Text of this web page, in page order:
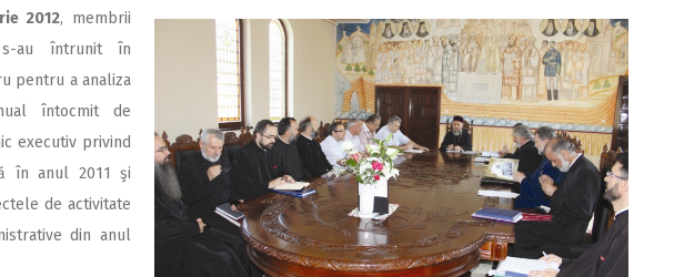
2012, membrii
au întrunit în
pentru a analiza
întocmit de
executiv privind
în anul 2011 şi
de activitate
din anul